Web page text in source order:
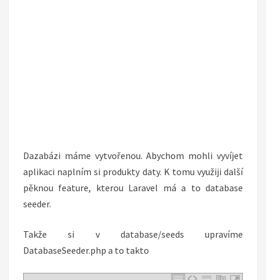
Dazabázi máme vytvořenou. Abychom mohli vyvíjet
aplikaci naplním si produkty daty. K tomu využiji další
pěknou feature, kterou Laravel má a to database
seeder.
Takže si v database/seeds upravíme
DatabaseSeeder.php a to takto